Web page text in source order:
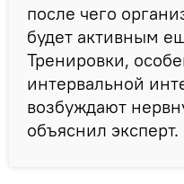
после чего
будет активным
Тренировки,
интервальной
возбуждают
объяснил эксперт.